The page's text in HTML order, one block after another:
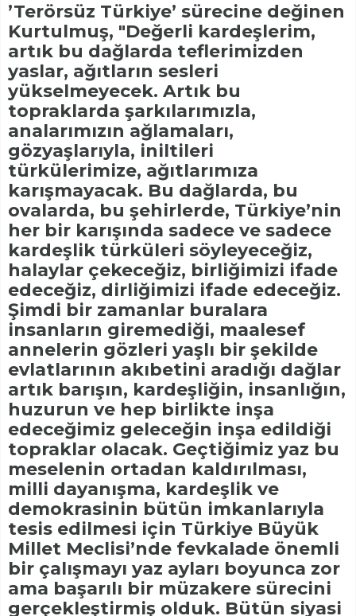
’Terörsüz Türkiye’ sürecine değinen
Kurtulmuş, "Değerli kardeşlerim,
artık bu dağlarda teflerimizden
yaslar, ağıtların sesleri
yükselmeyecek. Artık bu
topraklarda şarkılarımızla,
analarımızın ağlamaları,
gözyaşlarıyla, iniltileri
türkülerimize, ağıtlarımıza
karışmayacak. Bu dağlarda, bu
ovalarda, bu şehirlerde, Türkiye’nin
her bir karışında sadece ve sadece
kardeşlik türküleri söyleyeceğiz,
halaylar çekeceğiz, birliğimizi ifade
edeceğiz, dirliğimizi ifade edeceğiz.
Şimdi bir zamanlar buralara
insanların giremediği, maalesef
annelerin gözleri yaşlı bir şekilde
evlatlarının akıbetini aradığı dağlar
artık barışın, kardeşliğin, insanlığın,
huzurun ve hep birlikte inşa
edeceğimiz geleceğin inşa edildiği
topraklar olacak. Geçtiğimiz yaz bu
meselenin ortadan kaldırılması,
milli dayanışma, kardeşlik ve
demokrasinin bütün imkanlarıyla
tesis edilmesi için Türkiye Büyük
Millet Meclisi’nde fevkalade önemli
bir çalışmayı yaz ayları boyunca zor
ama başarılı bir müzakere sürecini
gerçekleştirmiş olduk. Bütün siyasi